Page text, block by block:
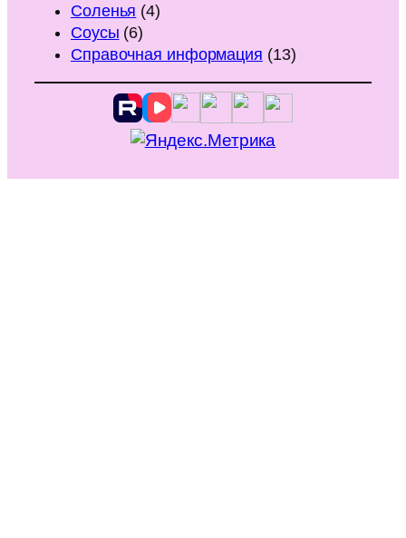
Соленья (4)
Соусы (6)
Справочная информация (13)